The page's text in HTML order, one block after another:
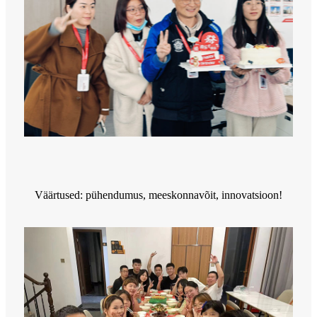
Väärtused: pühendumus, meeskonnavõit, innovatsioon!